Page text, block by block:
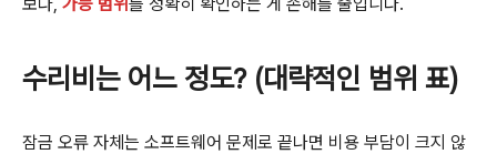
수리비는 어느 정도? (대략적인 범위 표)
잠금 오류 자체는 소프트웨어 문제로 끝나면 비용 부담이 크지 않